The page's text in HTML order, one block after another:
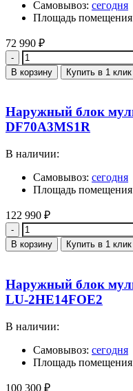
Самовывоз: сегодня
Площадь
72 990 ₽
Количество
В корзину Купить в 1 клик
Наружный блок
DF70A3MS1R
В наличии:
Самовывоз: сегодня
Площадь
122 990 ₽
Количество
В корзину Купить в 1 клик
Наружный блок
LU-2HE14FOE2
В наличии:
Самовывоз: сегодня
Площадь
100 300 ₽